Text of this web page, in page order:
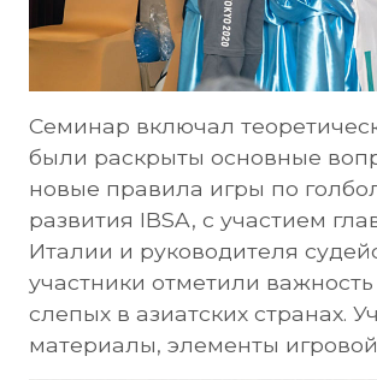
Семинар включал
были раскрыты основные
новые правила игры по
развития IBSA, с участием
Италии и руководителя
участники отметили
слепых в азиатских странах.
материалы, элементы